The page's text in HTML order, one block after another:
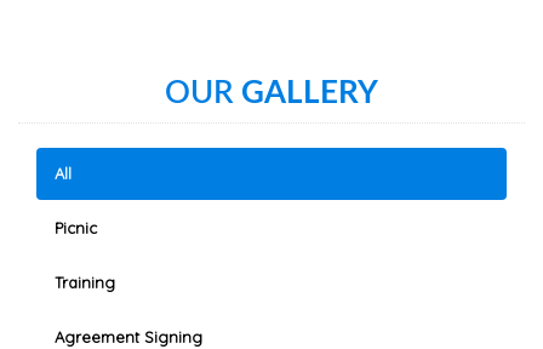
OUR GALLERY
All
Picnic
Training
Agreement Signing